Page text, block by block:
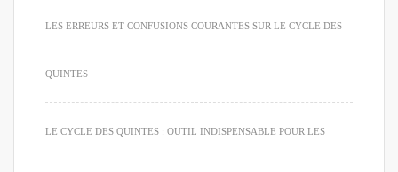
LES ERREURS ET CONFUSIONS COURANTES SUR LE CYCLE DES
QUINTES
LE CYCLE DES QUINTES : OUTIL INDISPENSABLE POUR LES